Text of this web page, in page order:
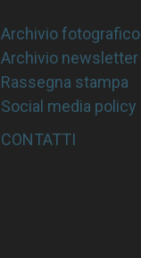
Archivio fotografico
Archivio newsletter
Rassegna stampa
Social media policy
CONTATTI